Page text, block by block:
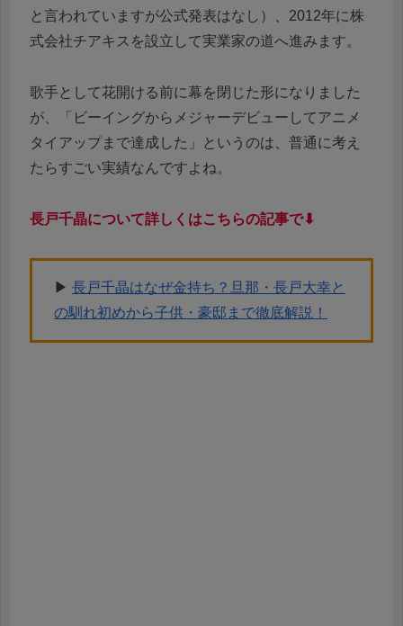
と言われていますが公式発表はなし）、2012年に株
式会社チアキスを設立して実業家の道へ進みます。
歌手として花開ける前に幕を閉じた形になりました
が、「ビーイングからメジャーデビューしてアニメ
タイアップまで達成した」というのは、普通に考え
たらすごい実績なんですよね。
長戸千晶について詳しくはこちらの記事で⬇︎
▶︎ 長戸千晶はなぜ金持ち？旦那・長戸大幸と
の馴れ初めから子供・豪邸まで徹底解説！